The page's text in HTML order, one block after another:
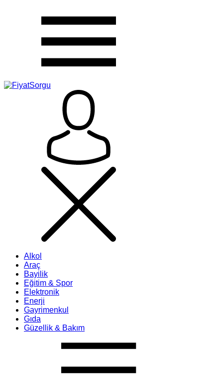
Alkol
Araç
Bayilik
Eğitim & Spor
Elektronik
Enerji
Gayrimenkul
Gıda
Güzellik & Bakım